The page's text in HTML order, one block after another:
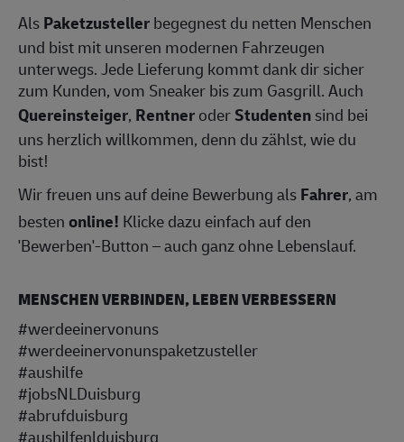
AlsPaketzustellerbegegnest du netten Menschen
und bist mit unseren modernen Fahrzeugen
unterwegs. Jede Lieferung kommt dank dir sicher
zum Kunden, vom Sneaker bis zum Gasgrill. Auch
Quereinsteiger, RentneroderStudentensind bei
uns herzlich willkommen, denn du zählst, wie du
bist!
Wir freuen uns auf deine Bewerbung alsFahrer, am
bestenonline! Klicke dazu einfach auf den
'Bewerben'-Button – auch ganz ohne Lebenslauf.
MENSCHEN VERBINDEN, LEBEN VERBESSERN
#werdeeinervonuns
#werdeeinervonunspaketzusteller
#aushilfe
#jobsNLDuisburg
#abrufduisburg
#aushilfenlduisburg